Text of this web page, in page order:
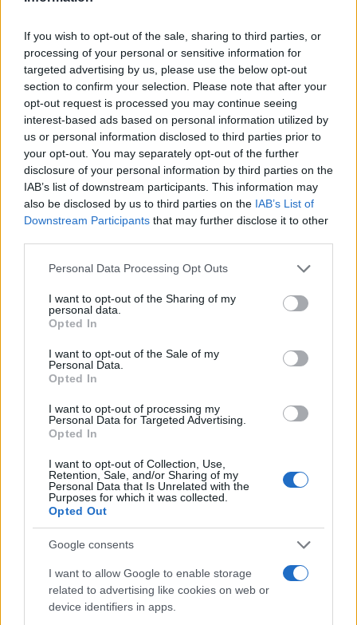
If you wish to opt-out of the sale, sharing to third parties, or
processing of your personal or sensitive information for
targeted advertising by us, please use the below opt-out
section to confirm your selection. Please note that after your
opt-out request is processed you may continue seeing
interest-based ads based on personal information utilized by
us or personal information disclosed to third parties prior to
your opt-out. You may separately opt-out of the further
disclosure of your personal information by third parties on the
IAB’s list of downstream participants. This information may
also be disclosed by us to third parties on the IAB’s List of
Downstream Participants that may further disclose it to other
Please note that this website/app uses one or more Google
not limited to your visit or usage behaviour. You may click to
grant or deny consent to Google and its third-party tags to
use your data for below specified purposes in below Google
consent section.
Personal Data Processing Opt Outs
I want to opt-out of the Sharing of my
personal data.
Opted In
I want to opt-out of the Sale of my
Personal Data.
Opted In
I want to opt-out of processing my
Personal Data for Targeted Advertising.
Opted In
I want to opt-out of Collection, Use,
Retention, Sale, and/or Sharing of my
Personal Data that Is Unrelated with the
Purposes for which it was collected.
Opted Out
Google consents
I want to allow Google to enable storage
related to advertising like cookies on web or
device identifiers in apps.
agosto, nella chiesa della Madonna del mare.
Teatro
Il 18 agosto in piazza Tavolara “Bianco e nero”
spettacolo sui segreti della longevità con
Beppe Dettorie il 22 Circostanze
scientifiche.
Il mercatino
“Artigiani sotto le stelle” porta il meglio
dell’artigianato sardo con opere realizzate a
stand saranno visitabile dal 21 giugno al 6
settembre, il venerdì, in piazza Gramsci; dal
22 giugno al 7 settembre, il sabato nella piazza
del Centro sociale e dal 24 giugno al 9
settembre, il lunedì, presso i giardini della
delegazione di Porto San Paolo, dalle 17 alla
mezzanotte.